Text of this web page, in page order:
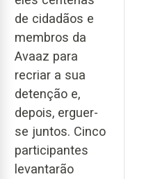
de cidadãos e
membros da
Avaaz para
recriar a sua
detenção e,
depois, erguer-
se juntos. Cinco
participantes
levantarão